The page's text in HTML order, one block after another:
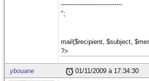
-------------------------------
";
mail($recipient, $subject,
?>
ybouane 01/11/2009 à 17:34:30